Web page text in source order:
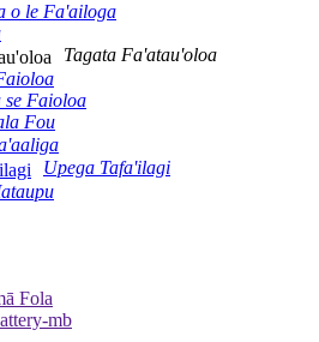
o le Fa'ailoga
Tagata Fa'atau'oloa
se Faioloa
Fou
Upega Tafa'ilagi